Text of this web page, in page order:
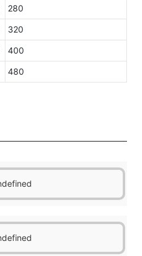
280
320
400
480